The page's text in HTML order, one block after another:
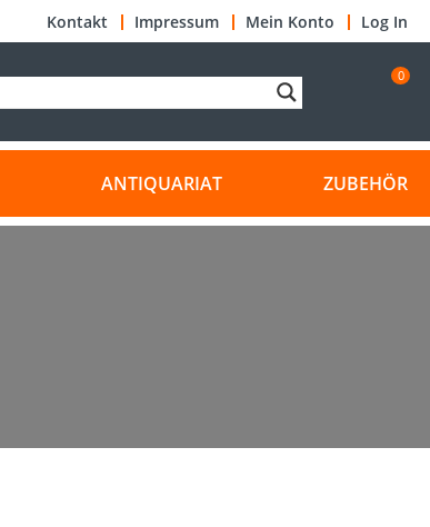
Kontakt Impressum Mein Konto Log In
0
ANTIQUARIAT ZUBEHÖR